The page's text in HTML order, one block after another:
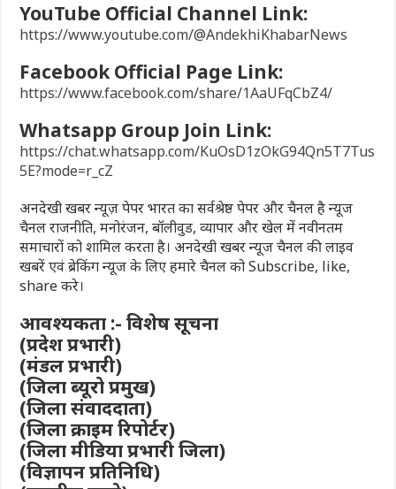
YouTube Official Channel Link:
https://www.youtube.com/@AndekhiKhabarNews
Facebook Official Page Link:
https://www.facebook.com/share/1AaUFqCbZ4/
Whatsapp Group Join Link:
https://chat.whatsapp.com/KuOsD1zOkG94Qn5T7Tus
5E?mode=r_cZ
अनदेखी खबर न्यूज़ पेपर भारत का सर्वश्रेष्ठ पेपर और चैनल है न्यूज
चैनल राजनीति, मनोरंजन, बॉलीवुड, व्यापार और खेल में नवीनतम
समाचारों को शामिल करता है। अनदेखी खबर न्यूज चैनल की लाइव
खबरें एवं ब्रेकिंग न्यूज के लिए हमारे चैनल को Subscribe, like,
share करे।
आवश्यकता :- विशेष सूचना
(प्रदेश प्रभारी)
(मंडल प्रभारी)
(जिला ब्यूरो प्रमुख)
(जिला संवाददाता)
(जिला क्राइम रिपोर्टर)
(जिला मीडिया प्रभारी जिला)
(विज्ञापन प्रतिनिधि)